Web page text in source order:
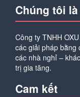
Chúng tôi
Công ty TNHH
các giải pháp bằng
các nhà nghỉ –
trị gia tăng.
Cam kết